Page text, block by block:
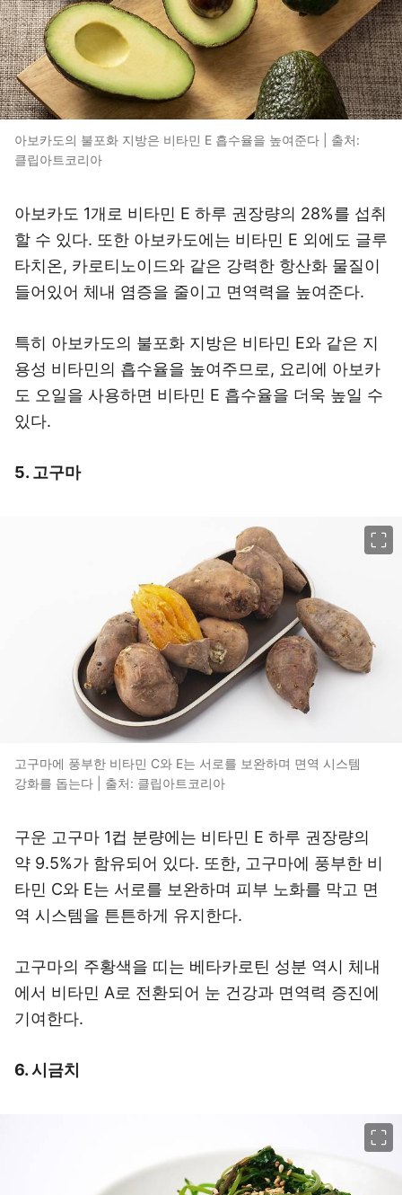
아보카도의 불포화 지방은 비타민 E 흡수율을 높여준다 | 출처:
클립아트코리아
아보카도 1개로 비타민 E 하루 권장량의 28%를 섭취
할 수 있다. 또한 아보카도에는 비타민 E 외에도 글루
타치온, 카로티노이드와 같은 강력한 항산화 물질이
들어있어 체내 염증을 줄이고 면역력을 높여준다.
특히 아보카도의 불포화 지방은 비타민 E와 같은 지
용성 비타민의 흡수율을 높여주므로, 요리에 아보카
도 오일을 사용하면 비타민 E 흡수율을 더욱 높일 수
있다.
5. 고구마
고구마에 풍부한 비타민 C와 E는 서로를 보완하며 면역 시스템
강화를 돕는다 | 출처: 클립아트코리아
구운 고구마 1컵 분량에는 비타민 E 하루 권장량의
약 9.5%가 함유되어 있다. 또한, 고구마에 풍부한 비
타민 C와 E는 서로를 보완하며 피부 노화를 막고 면
역 시스템을 튼튼하게 유지한다.
고구마의 주황색을 띠는 베타카로틴 성분 역시 체내
에서 비타민 A로 전환되어 눈 건강과 면역력 증진에
기여한다.
6. 시금치